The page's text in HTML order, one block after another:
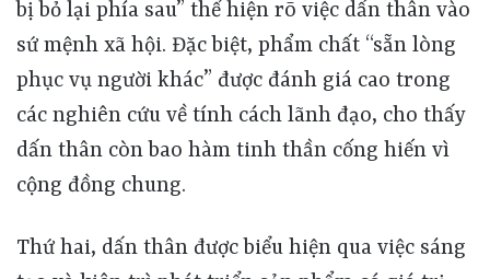
Thứ hai, dấn thân được biểu hiện qua việc sáng tạo và kiên trì phát triển sản phẩm có giá trị. Người sáng lập cần đặt mục tiêu tạo ra sản phẩm hoặc dịch vụ không chỉ mang tính thương mại mà còn giải quyết nhu cầu sâu sắc. Điều này yêu cầu họ không ngừng đổi mới và kiên định trên con đường dài. Theo một phân tích của trường Wharton, những doanh nhân thành công biết “tạo ra giá trị thông qua đổi mới.” Cụ thể, tựa cuốn Unstoppable Entrepreneurs của Lori Rosenkopf nêu bật bảy con đường giúp khởi nghiệp thành công, trong đó trọng tâm là đưa ra giá trị